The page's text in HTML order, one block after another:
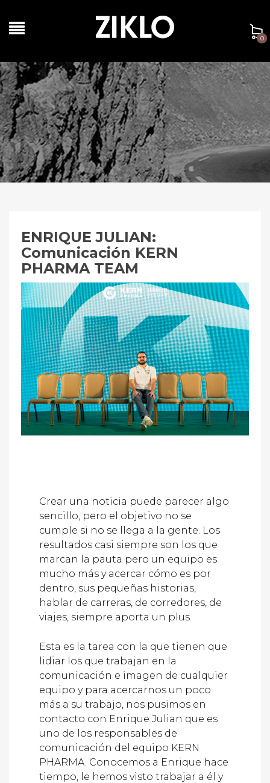
0
ENRIQUE JULIAN:
Comunicación KERN
PHARMA TEAM
Crear una noticia puede parecer algo
sencillo, pero el objetivo no se
cumple si no se llega a la gente. Los
resultados casi siempre son los que
marcan la pauta pero un equipo es
mucho más y acercar cómo es por
dentro, sus pequeñas historias,
hablar de carreras, de corredores, de
viajes, siempre aporta un plus.
Esta es la tarea con la que tienen que
lidiar los que trabajan en la
comunicación e imagen de cualquier
equipo y para acercarnos un poco
más a su trabajo, nos pusimos en
contacto con Enrique Julian que es
uno de los responsables de
comunicación del equipo KERN
PHARMA. Conocemos a Enrique hace
tiempo, le hemos visto trabajar a él y